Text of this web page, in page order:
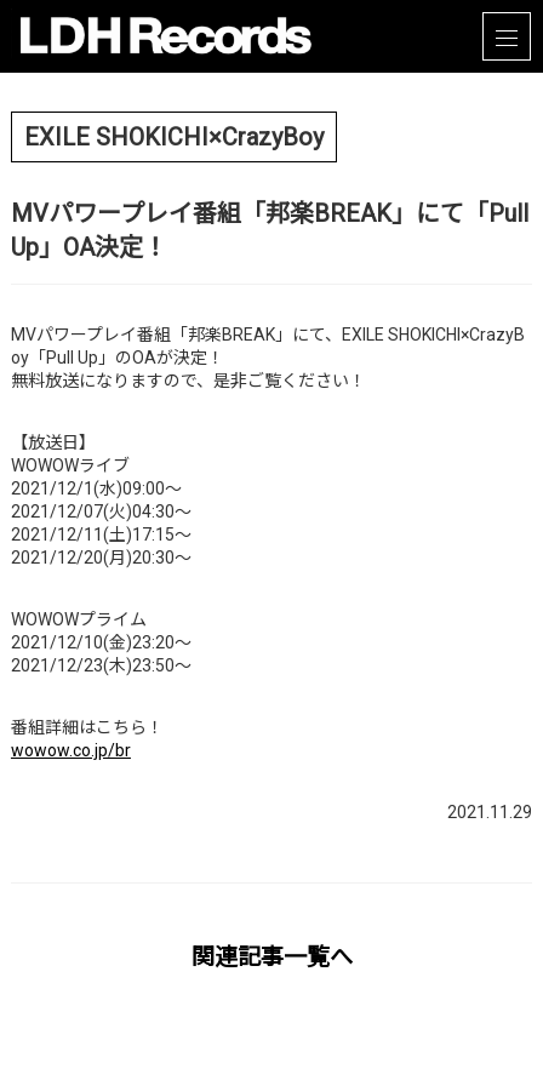
EXILE SHOKICHI×CrazyBoy
MVパワープレイ番組「邦楽BREAK」にて「Pull
Up」OA決定！
MVパワープレイ番組「邦楽BREAK」にて、EXILE SHOKICHI×CrazyB
oy「Pull Up」のOAが決定！
無料放送になりますので、是非ご覧ください！
【放送日】
WOWOWライブ
2021/12/1(水)09:00～
2021/12/07(火)04:30～
2021/12/11(土)17:15～
2021/12/20(月)20:30～
WOWOWプライム
2021/12/10(金)23:20～
2021/12/23(木)23:50～
番組詳細はこちら！
wowow.co.jp/br
2021.11.29
関連記事一覧へ